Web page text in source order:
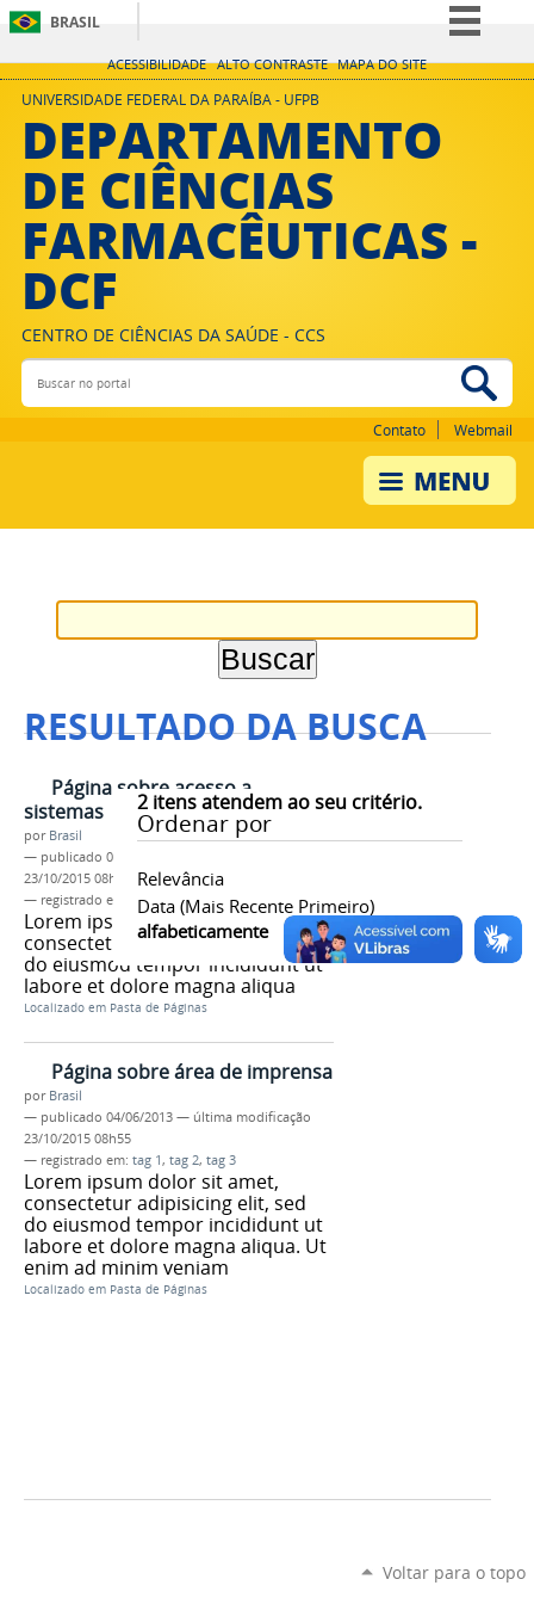
ACESSIBILIDADE ALTO CONTRASTE MAPA DO SITE
BRASIL
Simplifique!
Participe
Acesso à informação
Canais
UNIVERSIDADE FEDERAL DA PARAÍBA - UFPB
DEPARTAMENTO
DE CIÊNCIAS
FARMACÊUTICAS -
DCF
CENTRO DE CIÊNCIAS DA SAÚDE - CCS
Buscar no portal
Contato Webmail
RESULTADO DA BUSCA
2itens atendem ao seu critério.
Ordenar por
Relevância
Data (mais Recente Primeiro)
alfabeticamente
Página sobre acesso a
sistemas
por Brasil
— publicado 04/06/2013
23/10/2015 08h55
— registrado em:
tag 1, tag 2 tag 3
Lorem ipsum dolor sit amet,
consectetur adipisicing elit, sed
do eiusmod tempor incididunt ut
labore et dolore magna aliqua
Localizado em Pasta de Páginas
Página sobre área de imprensa
por Brasil
— publicado 04/06/2013 — última modificação
23/10/2015 08h55
— registrado em: tag 1, tag 2, tag 3
Lorem ipsum dolor sit amet,
consectetur adipisicing elit, sed
do eiusmod tempor incididunt ut
labore et dolore magna aliqua. Ut
enim ad minim veniam
Localizado em Pasta de Páginas
Voltar para o topo